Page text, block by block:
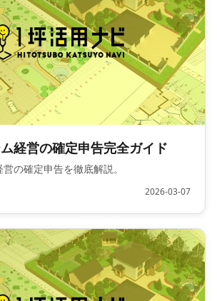
経営の確定申告完全ガイド
の確定申告を徹底解説。
2026-03-07